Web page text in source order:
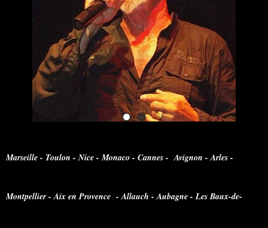
Marseille - Toulon - Nice - Monaco - Cannes - Avignon - Arles -
Montpellier - Aix en Provence - Allauch - Aubagne - Les Baux-de-